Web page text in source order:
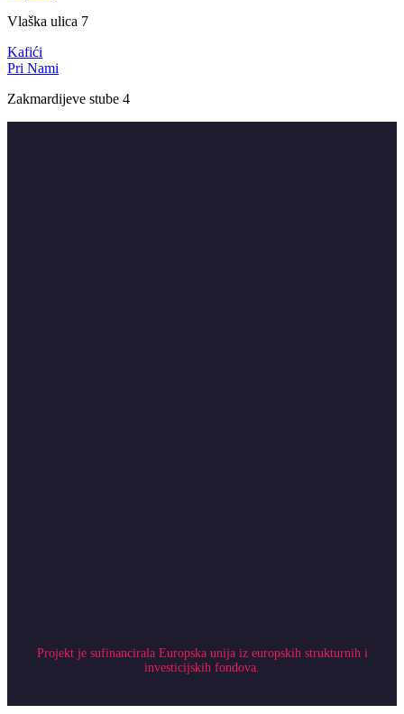
Vlaška ulica 7
Kafići
Pri Nami
Zakmardijeve stube 4
Projekt je sufinancirala Europska unija iz europskih strukturnih i
investicijskih fondova.